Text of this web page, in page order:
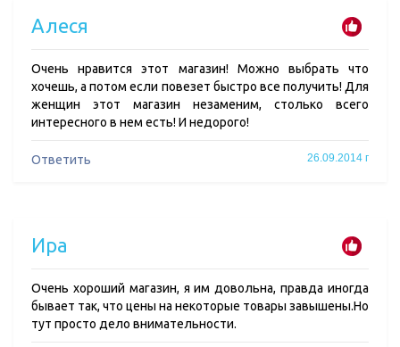
Алеся
Очень нравится этот магазин! Можно выбрать что
хочешь, а потом если повезет быстро все получить! Для
женщин этот магазин незаменим, столько всего
интересного в нем есть! И недорого!
Ответить 26.09.2014 г
Ира
Очень хороший магазин, я им довольна, правда иногда
бывает так, что цены на некоторые товары завышены.Но
тут просто дело внимательности.